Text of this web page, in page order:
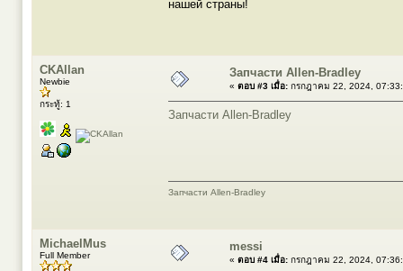
нашей страны!
CKAllan
Newbie
กระทู้: 1
Запчасти Allen-Bradley
« ตอบ #3 เมื่อ: กรกฎาคม 22, 2024,
Запчасти Allen-Bradley
Запчасти Allen-Bradley
MichaelMus
Full Member
messi
« ตอบ #4 เมื่อ: กรกฎาคม 22, 2024,